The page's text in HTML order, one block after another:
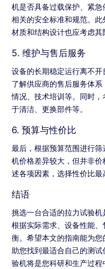
机是否具备过载保护、紧
相关的安全标准和规范。
材质和结构设计也应考虑其
5. 维护与售后服务
设备的长期稳定运行离不开
了解供应商的售后服务体
情况、技术培训等。同时
于清洁、更换部件等。
6. 预算与性价比
最后，根据预算范围进行
机价格差异较大，但并非
述各项因素，选择性价比最
结语
挑选一台合适的拉力试验
根据实际需求、设备性能
衡。希望本文的指南能为您
助您找到最适合自己的测
验机将是您科研和生产过程